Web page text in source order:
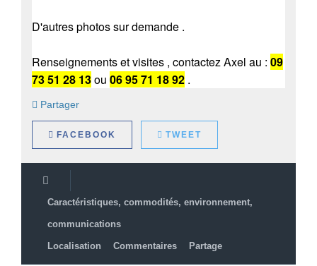
D'autres photos sur demande .
Renseignements et visites , contactez Axel au : 09
73 51 28 13ou 06 95 71 18 92 .
Partager
FACEBOOK TWEET
Caractéristiques, commodités, environnement,
communications
Localisation Commentaires Partage